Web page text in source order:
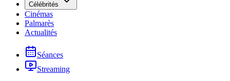
Célébrités
Cinémas
Palmarès
Actualités
Séances
Streaming